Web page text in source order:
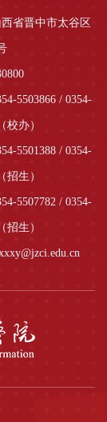
省晋中市太谷区
5503866 / 0354-
校办）
5501388 / 0354-
招生）
5507782 / 0354-
招生）